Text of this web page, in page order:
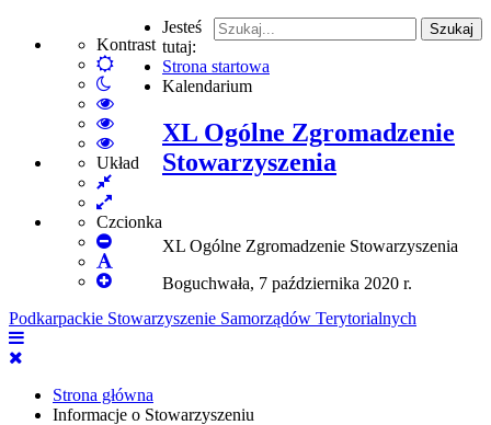
Kontrast
Default
mode
Włącz
tryb
nocny
High
Contrast
Black
White
High
Contrast
Black
High
Contrast
mode
Układ
Fixed
layout
Wide
layout
Czcionka
Set
FontDefault
Set
Font
Szukaj
Podkarpackie Stowarzyszenie Samorządów Terytorialnych
Strona główna
Informacje o Stowarzyszeniu
Jesteś
tutaj:
Strona startowa
Kalendarium
XL Ogólne Zgromadzenie
Stowarzyszenia
XL Ogólne Zgromadzenie Stowarzyszenia
Boguchwała, 7 października 2020 r.